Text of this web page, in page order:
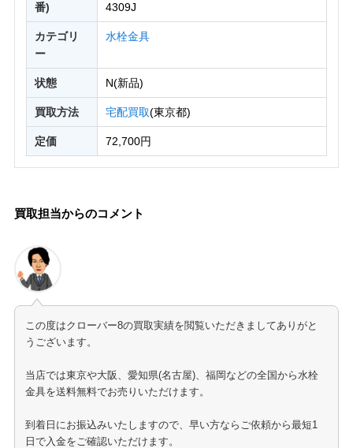
番)
4309J
カテゴリ
ー
水栓金具
状態 N(新品)
買取方法 宅配買取(東京都)
定価 72,700円
買取担当からのコメント
この度はクローバー8の買取実績を閲覧いただきましてありがと
うございます。
当店では東京や大阪、愛知県(名古屋)、福岡などの全国から水栓
金具を送料無料でお売りいただけます。
到着日にお振込みいたしますので、早い方ならご依頼から最短1
日で入金をご確認いただけます。